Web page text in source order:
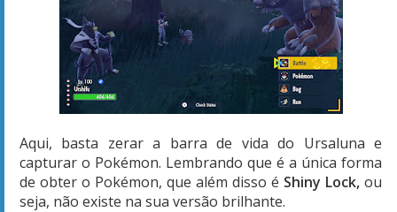
Aqui, basta zerar a barra de vida do Ursaluna e
capturar o Pokémon. Lembrando que é a única forma
de obter o Pokémon, que além disso é Shiny Lock, ou
seja, não existe na sua versão brilhante.